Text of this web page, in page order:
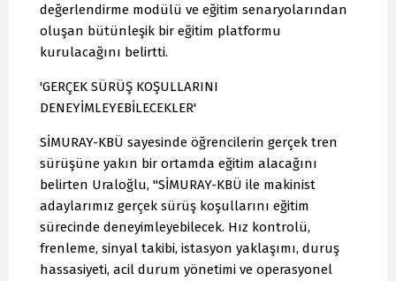
değerlendirme modülü ve eğitim senaryolarından
oluşan bütünleşik bir eğitim platformu
kurulacağını belirtti.
'GERÇEK SÜRÜŞ KOŞULLARINI
DENEYİMLEYEBİLECEKLER'
SİMURAY-KBÜ sayesinde öğrencilerin gerçek tren
sürüşüne yakın bir ortamda eğitim alacağını
belirten Uraloğlu, "SİMURAY-KBÜ ile makinist
adaylarımız gerçek sürüş koşullarını eğitim
sürecinde deneyimleyebilecek. Hız kontrolü,
frenleme, sinyal takibi, istasyon yaklaşımı, duruş
hassasiyeti, acil durum yönetimi ve operasyonel